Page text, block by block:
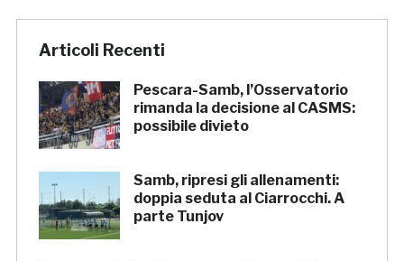
Articoli Recenti
Pescara-Samb, l’Osservatorio
rimanda la decisione al CASMS:
possibile divieto
Samb, ripresi gli allenamenti:
doppia seduta al Ciarrocchi. A
parte Tunjov